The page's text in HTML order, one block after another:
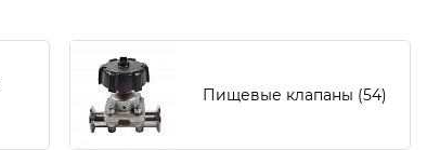
Пищевые клапаны (54)